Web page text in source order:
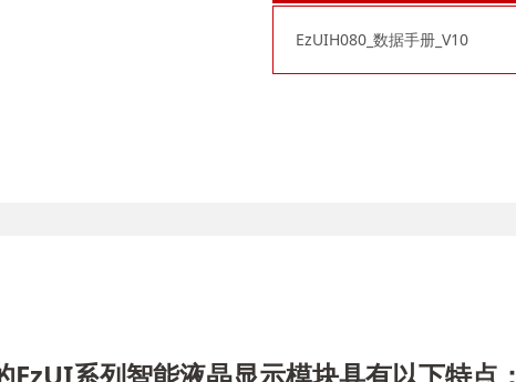
EzUIH080_数据手册_V10